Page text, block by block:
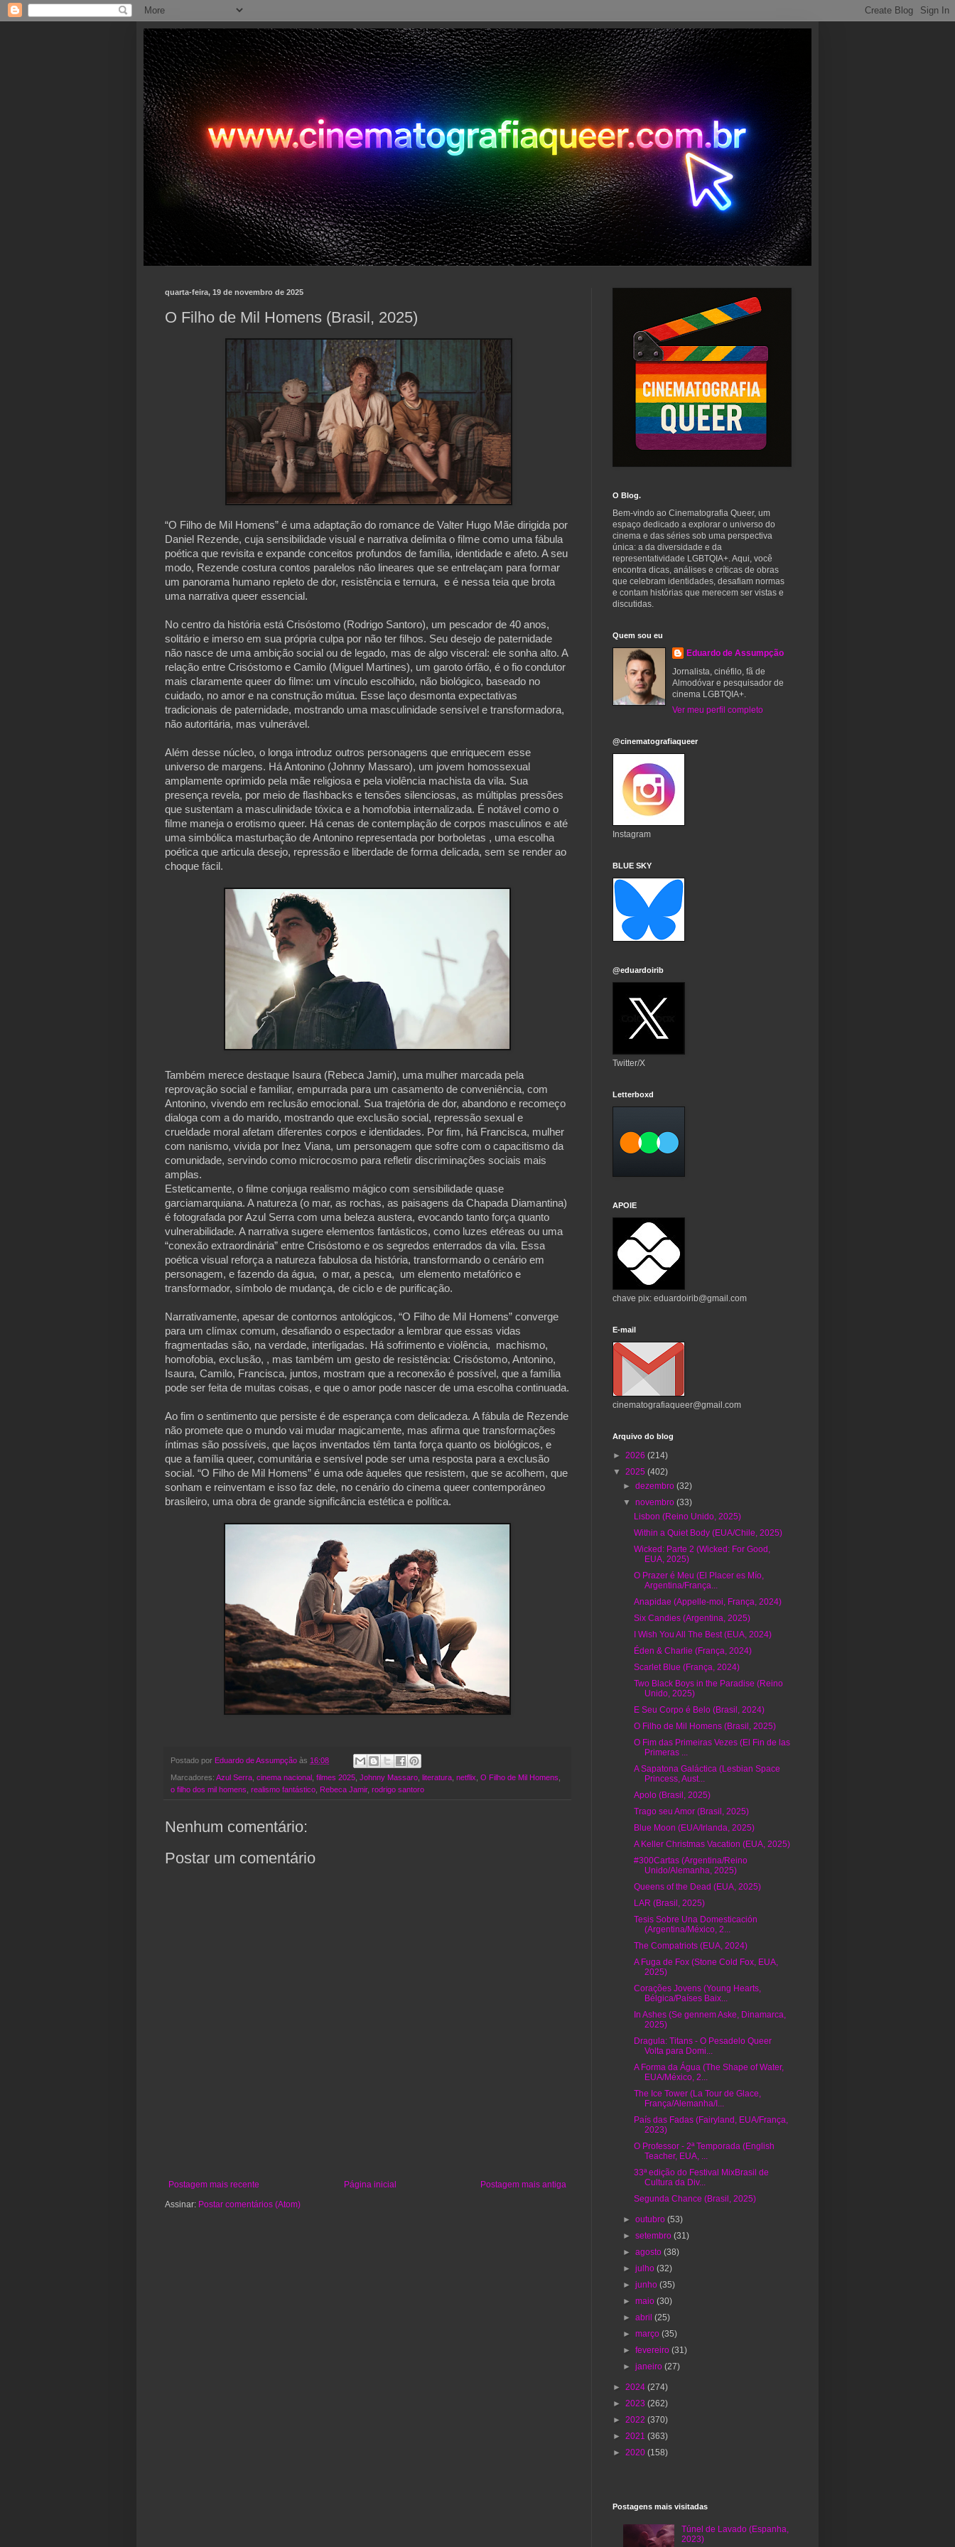
quarta-feira, 19 de novembro de 2025
O Filho de Mil Homens (Brasil, 2025)
“O Filho de Mil Homens” é uma adaptação do romance de Valter Hugo Mãe dirigida por
Daniel Rezende, cuja sensibilidade visual e narrativa delimita o filme como uma fábula
poética que revisita e expande conceitos profundos de família, identidade e afeto. A seu
modo, Rezende costura contos paralelos não lineares que se entrelaçam para formar
um panorama humano repleto de dor, resistência e ternura, e é nessa teia que brota
uma narrativa queer essencial.
No centro da história está Crisóstomo (Rodrigo Santoro), um pescador de 40 anos,
solitário e imerso em sua própria culpa por não ter filhos. Seu desejo de paternidade
não nasce de uma ambição social ou de legado, mas de algo visceral: ele sonha alto. A
relação entre Crisóstomo e Camilo (Miguel Martines), um garoto órfão, é o fio condutor
mais claramente queer do filme: um vínculo escolhido, não biológico, baseado no
cuidado, no amor e na construção mútua. Esse laço desmonta expectativas
tradicionais de paternidade, mostrando uma masculinidade sensível e transformadora,
não autoritária, mas vulnerável.
Além desse núcleo, o longa introduz outros personagens que enriquecem esse
universo de margens. Há Antonino (Johnny Massaro), um jovem homossexual
amplamente oprimido pela mãe religiosa e pela violência machista da vila. Sua
presença revela, por meio de flashbacks e tensões silenciosas, as múltiplas pressões
que sustentam a masculinidade tóxica e a homofobia internalizada. É notável como o
filme maneja o erotismo queer. Há cenas de contemplação de corpos masculinos e até
uma simbólica masturbação de Antonino representada por borboletas , uma escolha
poética que articula desejo, repressão e liberdade de forma delicada, sem se render ao
choque fácil.
Também merece destaque Isaura (Rebeca Jamir), uma mulher marcada pela
reprovação social e familiar, empurrada para um casamento de conveniência, com
Antonino, vivendo em reclusão emocional. Sua trajetória de dor, abandono e recomeço
dialoga com a do marido, mostrando que exclusão social, repressão sexual e
crueldade moral afetam diferentes corpos e identidades. Por fim, há Francisca, mulher
com nanismo, vivida por Inez Viana, um personagem que sofre com o capacitismo da
comunidade, servindo como microcosmo para refletir discriminações sociais mais
amplas.
Esteticamente, o filme conjuga realismo mágico com sensibilidade quase
garciamarquiana. A natureza (o mar, as rochas, as paisagens da Chapada Diamantina)
é fotografada por Azul Serra com uma beleza austera, evocando tanto força quanto
vulnerabilidade. A narrativa sugere elementos fantásticos, como luzes etéreas ou uma
“conexão extraordinária” entre Crisóstomo e os segredos enterrados da vila. Essa
poética visual reforça a natureza fabulosa da história, transformando o cenário em
personagem, e fazendo da água, o mar, a pesca, um elemento metafórico e
transformador, símbolo de mudança, de ciclo e de purificação.
Narrativamente, apesar de contornos antológicos, “O Filho de Mil Homens” converge
para um clímax comum, desafiando o espectador a lembrar que essas vidas
fragmentadas são, na verdade, interligadas. Há sofrimento e violência, machismo,
homofobia, exclusão, , mas também um gesto de resistência: Crisóstomo, Antonino,
Isaura, Camilo, Francisca, juntos, mostram que a reconexão é possível, que a família
pode ser feita de muitas coisas, e que o amor pode nascer de uma escolha continuada.
Ao fim o sentimento que persiste é de esperança com delicadeza. A fábula de Rezende
não promete que o mundo vai mudar magicamente, mas afirma que transformações
íntimas são possíveis, que laços inventados têm tanta força quanto os biológicos, e
que a família queer, comunitária e sensível pode ser uma resposta para a exclusão
social. “O Filho de Mil Homens” é uma ode àqueles que resistem, que se acolhem, que
sonham e reinventam e isso faz dele, no cenário do cinema queer contemporâneo
brasileiro, uma obra de grande significância estética e política.
Postado por Eduardo de Assumpção às 16:08
Marcadores: Azul Serra cinema nacional filmes 2025 Johnny Massaro literatura netflix O Filho de Mil Homens
o filho dos mil homens realismo fantástico Rebeca Jamir, rodrigo santoro
Nenhum comentário:
Postar um comentário
Postagem mais recente Postagem mais antiga
Página inicial
Assinar: Postar comentários (Atom)
O Blog.
Bem-vindo ao Cinematografia Queer, um
espaço dedicado a explorar o universo do
cinema e das séries sob uma perspectiva
única: a da diversidade e da
representatividade LGBTQIA+. Aqui, você
encontra dicas, análises e críticas de obras
que celebram identidades, desafiam normas
e contam histórias que merecem ser vistas e
discutidas.
Quem sou eu
Eduardo de Assumpção
Jornalista, cinéfilo, fã de
Almodóvar e pesquisador de
cinema LGBTQIA+.
Ver meu perfil completo
@cinematografiaqueer
Instagram
BLUE SKY
@eduardoirib
Twitter/X
Letterboxd
APOIE
chave pix: eduardoirib@gmail.com
E-mail
cinematografiaqueer@gmail.com
Arquivo do blog
► 2026 (214)
▼ 2025 (402)
►dezembro(32)
▼novembro(33)
Lisbon (Reino Unido, 2025)
Within a Quiet Body (EUA/Chile, 2025)
Wicked: Parte 2 (Wicked: For Good,
EUA, 2025)
O Prazer é Meu (El Placer es Mío,
Argentina/França...
Anapidae (Appelle-moi, França, 2024)
Six Candies (Argentina, 2025)
I Wish You All The Best (EUA, 2024)
Éden & Charlie (França, 2024)
Scarlet Blue (França, 2024)
Two Black Boys in the Paradise (Reino
Unido, 2025)
E Seu Corpo é Belo (Brasil, 2024)
O Filho de Mil Homens (Brasil, 2025)
O Fim das Primeiras Vezes (El Fin de las
Primeras ...
A Sapatona Galáctica (Lesbian Space
Princess, Aust...
Apolo (Brasil, 2025)
Trago seu Amor (Brasil, 2025)
Blue Moon (EUA/Irlanda, 2025)
A Keller Christmas Vacation (EUA, 2025)
#300Cartas (Argentina/Reino
Unido/Alemanha, 2025)
Queens of the Dead (EUA, 2025)
LAR (Brasil, 2025)
Tesis Sobre Una Domesticación
(Argentina/México, 2...
The Compatriots (EUA, 2024)
A Fuga de Fox (Stone Cold Fox, EUA,
2025)
Corações Jovens (Young Hearts,
Bélgica/Países Baix...
In Ashes (Se gennem Aske, Dinamarca,
2025)
Dragula: Titans - O Pesadelo Queer
Volta para Domi...
A Forma da Água (The Shape of Water,
EUA/México, 2...
The Ice Tower (La Tour de Glace,
França/Alemanha/I...
País das Fadas (Fairyland, EUA/França,
2023)
O Professor - 2ª Temporada (English
Teacher, EUA, ...
33ª edição do Festival MixBrasil de
Cultura da Div...
Segunda Chance (Brasil, 2025)
►outubro(53)
►setembro(31)
►agosto(38)
►julho(32)
►junho(35)
►maio(30)
►abril(25)
►março(35)
►fevereiro(31)
►janeiro(27)
► 2024 (274)
► 2023 (262)
► 2022 (370)
► 2021 (363)
► 2020 (158)
Postagens mais visitadas
Túnel de Lavado (Espanha,
2023)